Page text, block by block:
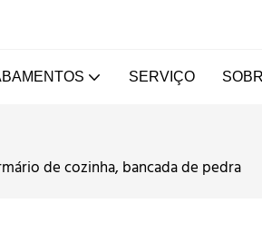
SERVIÇO
de cozinha, bancada de pedra